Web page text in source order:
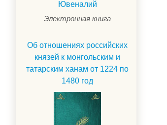
Ювеналий
Электронная книга
Об отношениях российских
князей к монгольским и
татарским ханам от 1224 по
1480 год